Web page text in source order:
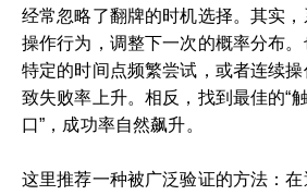
经常忽略了翻牌的时机选择。其实
操作行为，调整下一次的概率分布
特定的时间点频繁尝试，或者连续
致失败率上升。相反，找到最佳的“
口”，成功率自然飙升。
这里推荐一种被广泛验证的方法：